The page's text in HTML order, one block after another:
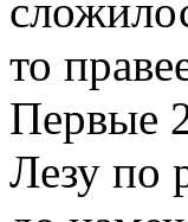
то
Первые
Лезу по